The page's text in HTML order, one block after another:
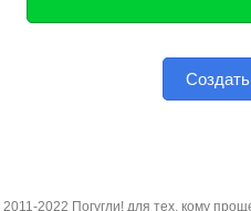
2011-2022 Погугли! для тех, кому